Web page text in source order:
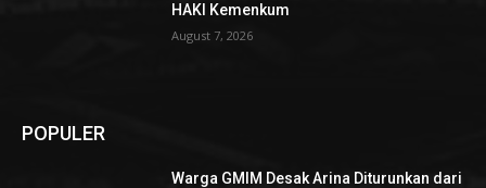
HAKI Kemenkum
August 7, 2026
POPULER
Warga GMIM Desak Arina Diturunkan dari